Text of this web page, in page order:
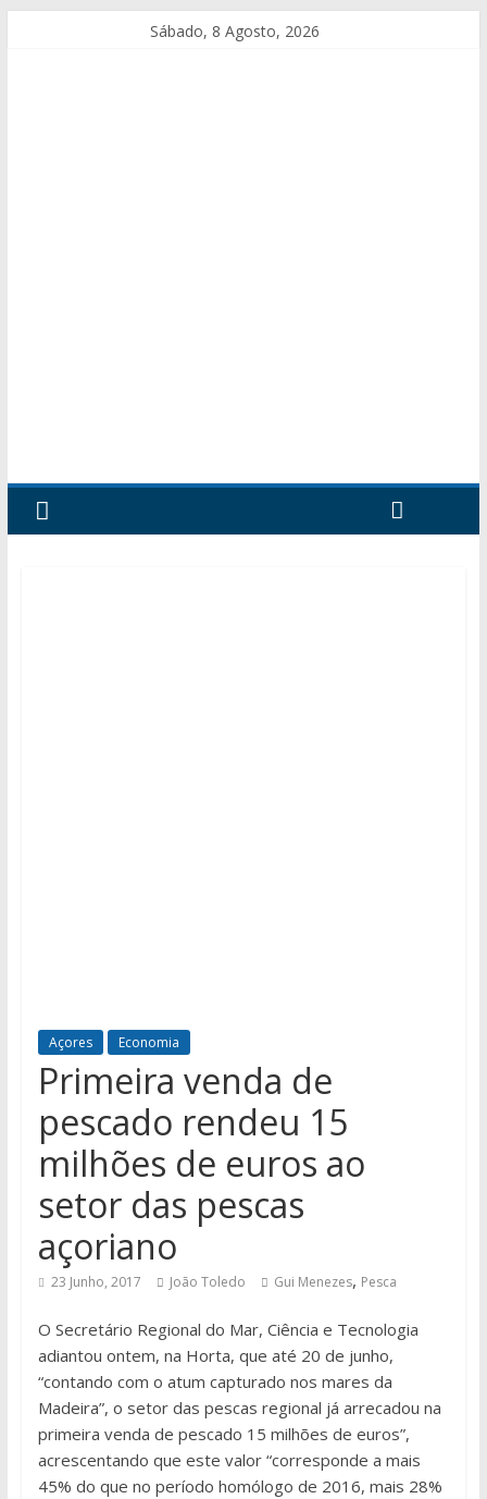
Sábado, 8 Agosto, 2026
Açores Economia
Primeira venda de
pescado rendeu 15
milhões de euros ao
setor das pescas
açoriano
23 Junho, 2017 João Toledo Gui Menezes, Pesca
O Secretário Regional do Mar, Ciência e Tecnologia
adiantou ontem, na Horta, que até 20 de junho,
“contando com o atum capturado nos mares da
Madeira”, o setor das pescas regional já arrecadou na
primeira venda de pescado 15 milhões de euros”,
acrescentando que este valor “corresponde a mais
45% do que no período homólogo de 2016, mais 28%